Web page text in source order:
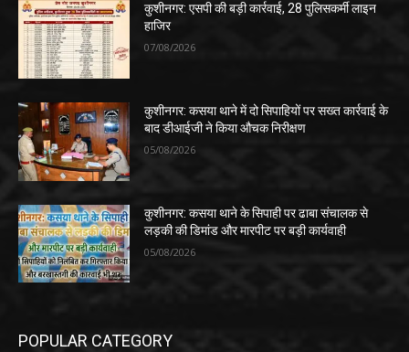
कुशीनगर: एसपी की बड़ी कार्रवाई, 28 पुलिसकर्मी लाइन
हाजिर
07/08/2026
कुशीनगर: कसया थाने में दो सिपाहियों पर सख्त कार्रवाई के
बाद डीआईजी ने किया औचक निरीक्षण
05/08/2026
कुशीनगर: कसया थाने के सिपाही पर ढाबा संचालक से
लड़की की डिमांड और मारपीट पर बड़ी कार्यवाही
05/08/2026
POPULAR CATEGORY